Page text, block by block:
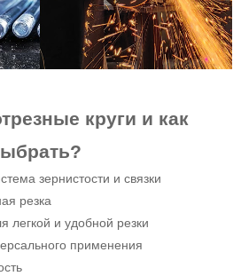
круги и как
зернистости и связки
резка
легкой и удобной резки
применения